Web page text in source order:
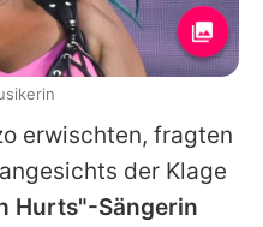
erwischten, fragten
der Klage
Hurts"-Sängerin